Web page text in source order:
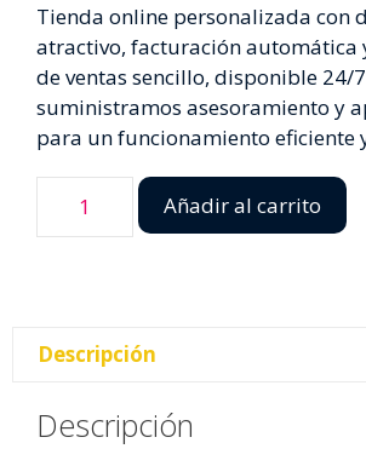
Tienda online personalizada con
atractivo, facturación automática
de ventas sencillo, disponible 24/
suministramos asesoramiento y
para un funcionamiento eficiente
Añadir al carrito
Descripción
Descripción